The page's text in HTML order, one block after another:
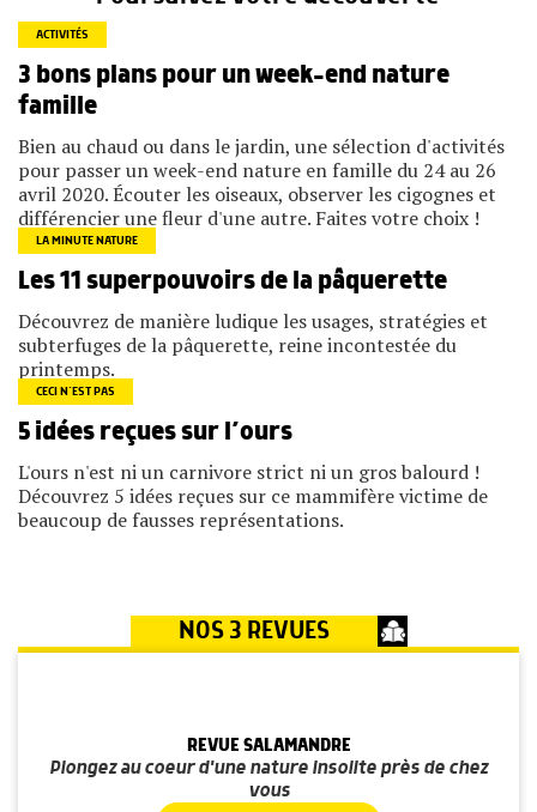
ACTIVITÉS
3 bons plans pour un week-end nature
famille
Bien au chaud ou dans le jardin, une sélection d'activités
pour passer un week-end nature en famille du 24 au 26
avril 2020. Écouter les oiseaux, observer les cigognes et
différencier une fleur d'une autre. Faites votre choix !
LA MINUTE NATURE
Les 11 superpouvoirs de la pâquerette
Découvrez de manière ludique les usages, stratégies et
subterfuges de la pâquerette, reine incontestée du
printemps.
CECI N’EST PAS
5 idées reçues sur l’ours
L'ours n'est ni un carnivore strict ni un gros balourd !
Découvrez 5 idées reçues sur ce mammifère victime de
beaucoup de fausses représentations.
NOS 3 REVUES
REVUE SALAMANDRE
Plongez au coeur d'une nature insolite près de chez
vous